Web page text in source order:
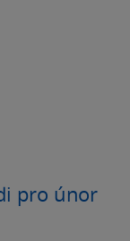
pro únor